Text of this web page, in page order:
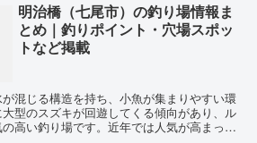
明治橋（七尾市）の釣り場情報ま
とめ｜釣りポイント・穴場スポッ
トなど掲載
混じる構造を持ち、小魚が集まりやすい環
型のスズキが回遊してくる傾向があり、ル
高い釣り場です。近年では人気が高まって